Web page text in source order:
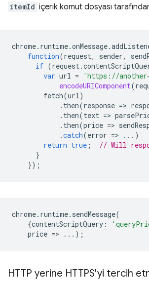
itemId içerik komut dosyası
chrome. runtime.onMessage.
function(request, sender,
if (request.
var url =
'https://
encodeURIComponent(
fetch(url)
. then(response =>
. then(text =>
. then(price =>
.catch(error =>
...)
return true ;
// Will
}
});
chrome. runtime. sendMessage(
{contentScriptQuery :
price => ...);
HTTP yerine HTTPS'yi tercih